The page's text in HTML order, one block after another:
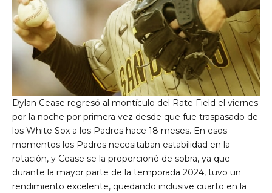
Dylan Cease regresó al montículo del Rate Field el viernes
por la noche por primera vez desde que fue traspasado de
los White Sox a los Padres hace 18 meses. En esos
momentos los Padres necesitaban estabilidad en la
rotación, y Cease se la proporcionó de sobra, ya que
durante la mayor parte de la temporada 2024, tuvo un
rendimiento excelente, quedando inclusive cuarto en la